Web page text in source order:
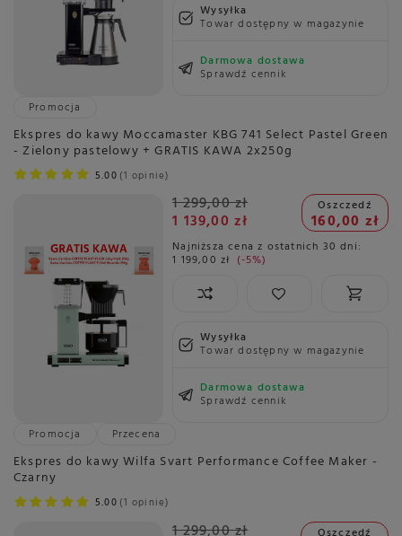
Wysyłka
Towar dostępny w magazynie
Darmowa dostawa
Sprawdź cennik
Promocja
Ekspres do kawy Moccamaster KBG 741 Select Pastel Green
- Zielony pastelowy + GRATIS KAWA 2x250g
5.00 1 opinie
1 299,00 zł
1 139,00 zł
Oszczedź
160,00 zł
Najniższa cena z ostatnich 30 dni:
1 199,00 zł -5%
Wysyłka
Towar dostępny w magazynie
Darmowa dostawa
Sprawdź cennik
Promocja
Przecena
Ekspres do kawy Wilfa Svart Performance Coffee Maker -
Czarny
5.00 1 opinie
1 299,00 zł